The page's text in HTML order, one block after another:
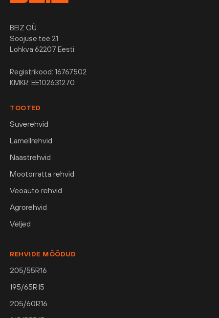
BEIZ OÜ
Soojuse tee 21
Lohkva 62207 Eesti
Registrikood: 16767502
KMKR: EE102631270
TOOTED
Suverehvid
Lamellrehvid
Naastrehvid
Mootorratta rehvid
Veoauto rehvid
Agrorehvid
Veljed
REHVIDE MÕÕDUD
205/55R16
195/65R15
205/60R16